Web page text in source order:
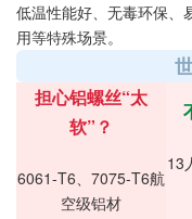
低温性能好、无毒环保、
用等特殊场景。
担心铝螺丝“太
软”？
6061-T6、7075-T6航
空级铝材
13